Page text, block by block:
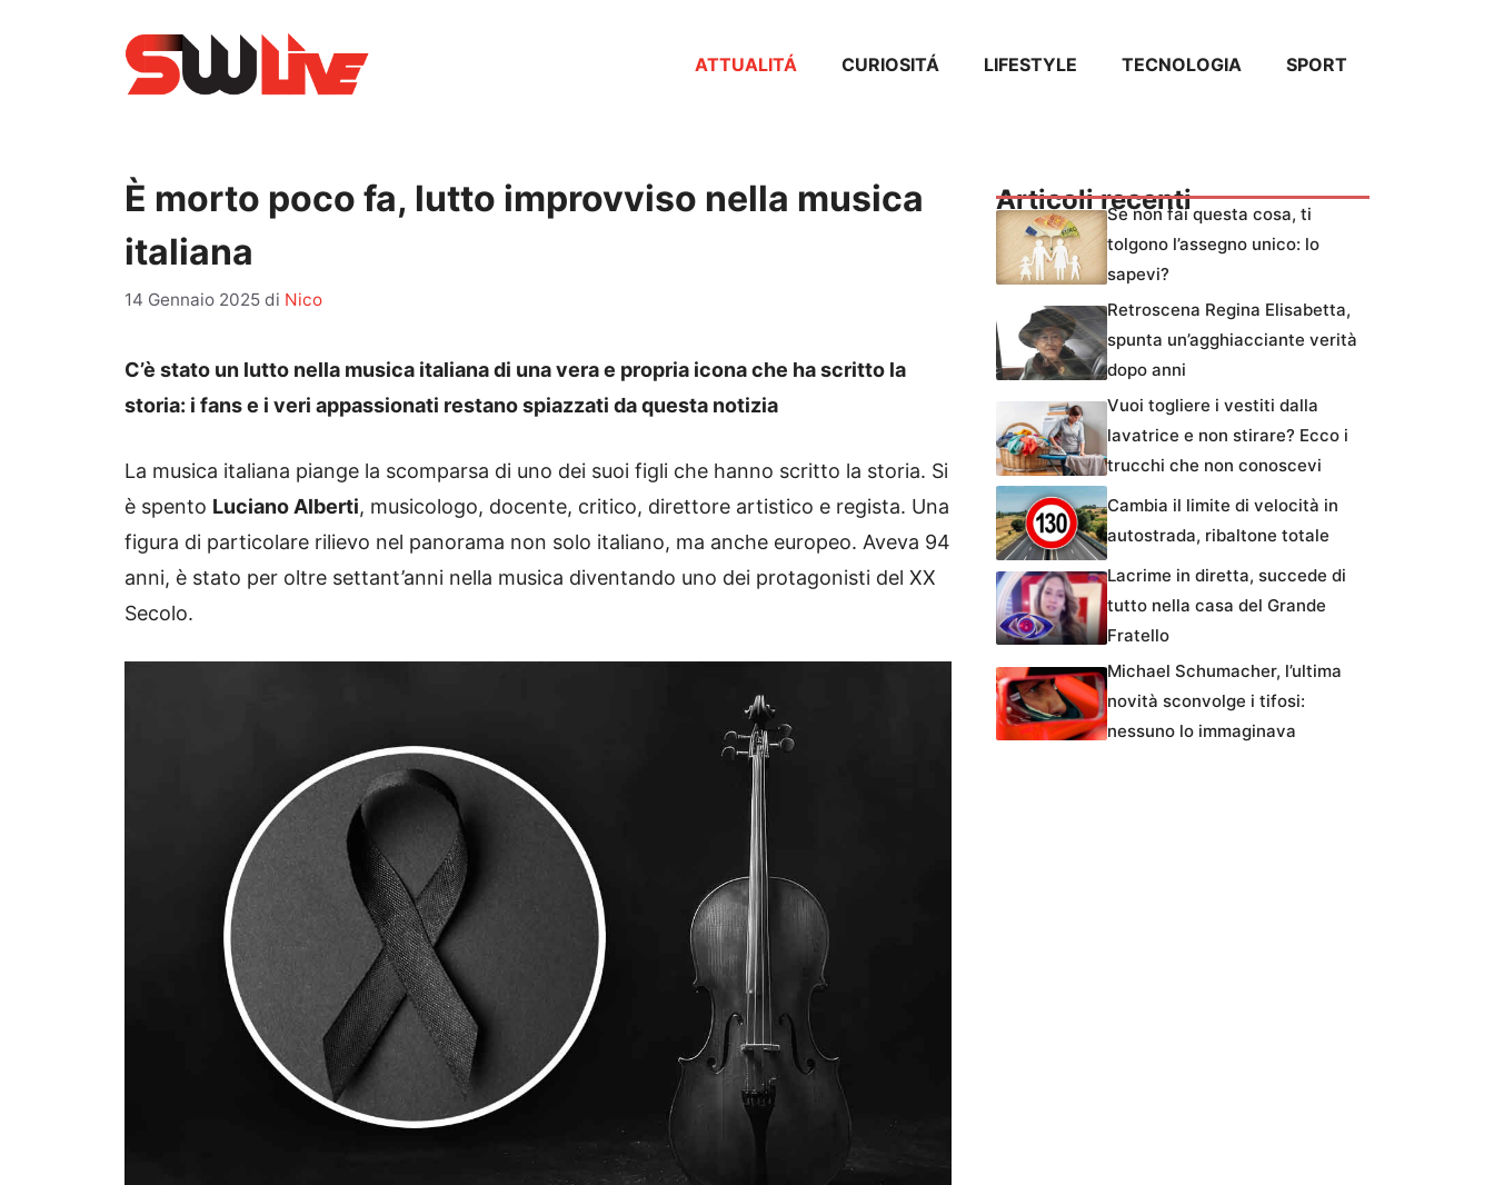
ATTUALITÁ CURIOSITÁ LIFESTYLE TECNOLOGIA SPORT
È morto poco fa, lutto improvviso nella musica
italiana
14 Gennaio 2025 di Nico
C’è stato un lutto nella musica italiana di una vera e propria icona che ha scritto la
storia: i fans e i veri appassionati restano spiazzati da questa notizia
La musica italiana piange la scomparsa di uno dei suoi figli che hanno scritto la storia. Si
è spento Luciano Alberti, musicologo, docente, critico, direttore artistico e regista. Una
figura di particolare rilievo nel panorama non solo italiano, ma anche europeo. Aveva 94
anni, è stato per oltre settant’anni nella musica diventando uno dei protagonisti del XX
Secolo.
Articoli recentiSe non fai questa cosa, ti
tolgono l’assegno unico: lo
sapevi?
Retroscena Regina Elisabetta,
spunta un’agghiacciante verità
dopo anni
Vuoi togliere i vestiti dalla
lavatrice e non stirare? Ecco i
trucchi che non conoscevi
Cambia il limite di velocità in
autostrada, ribaltone totale
Lacrime in diretta, succede di
tutto nella casa del Grande
Fratello
Michael Schumacher, l’ultima
novità sconvolge i tifosi:
nessuno lo immaginava